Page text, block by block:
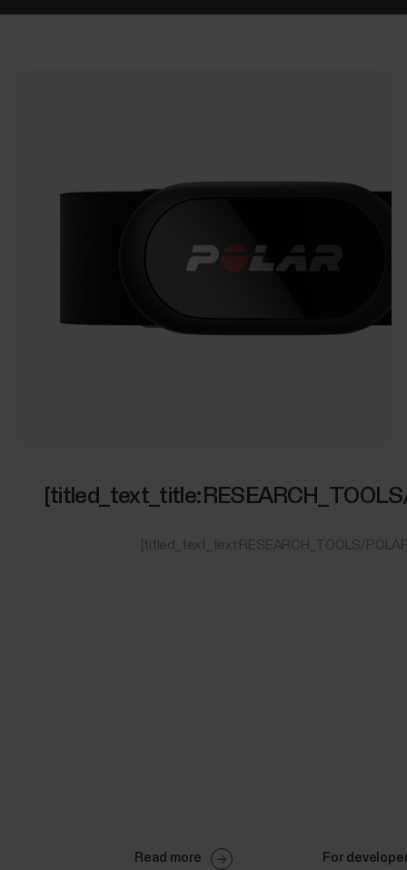
[titled_text_text:RESEARCH_TOOLS/
Read more For